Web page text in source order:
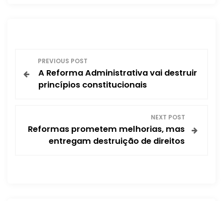
a
PREVIOUS POST
A Reforma Administrativa vai destruir
princípios constitucionais
NEXT POST
Reformas prometem melhorias, mas
entregam destruição de direitos